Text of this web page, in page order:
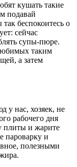
кушать такие
подавай
беспокоитесь о
сейчас
супы-пюре.
таким
а затем
у нас, хозяек, не
рабочего дня
плиты и жарите
пароварку и
полезными